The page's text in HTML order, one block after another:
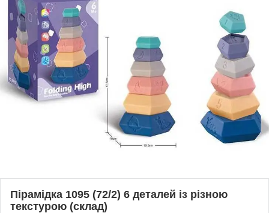
Пірамідка 1095 (72/2) 6 деталей із різною
текстурою (склад)